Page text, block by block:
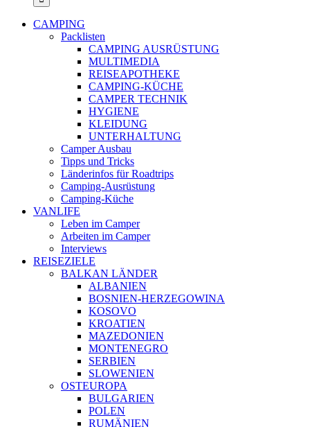
CAMPING
Packlisten
CAMPING AUSRÜSTUNG
MULTIMEDIA
REISEAPOTHEKE
CAMPING-KÜCHE
CAMPER TECHNIK
HYGIENE
KLEIDUNG
UNTERHALTUNG
Camper Ausbau
Tipps und Tricks
Länderinfos für Roadtrips
Camping-Ausrüstung
Camping-Küche
VANLIFE
Leben im Camper
Arbeiten im Camper
Interviews
REISEZIELE
BALKAN LÄNDER
ALBANIEN
BOSNIEN-HERZEGOWINA
KOSOVO
KROATIEN
MAZEDONIEN
MONTENEGRO
SERBIEN
SLOWENIEN
OSTEUROPA
BULGARIEN
POLEN
RUMÄNIEN